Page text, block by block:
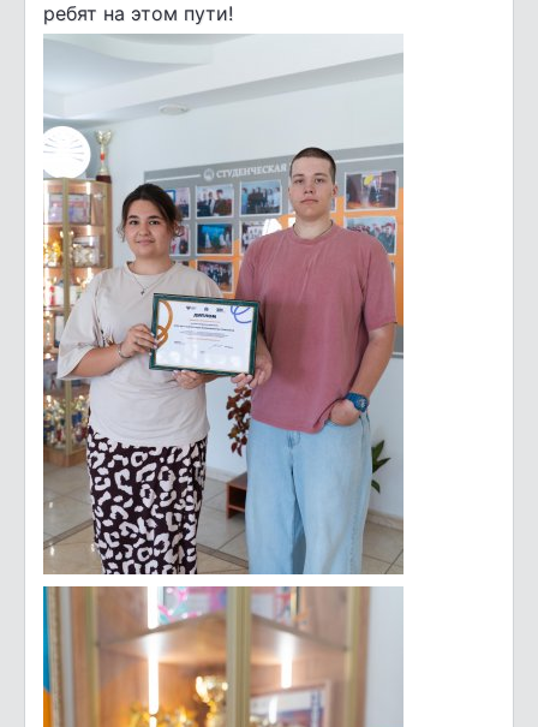
ребят на этом пути!